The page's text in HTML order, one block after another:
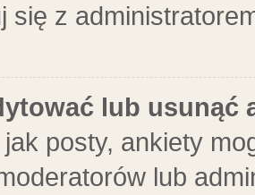
się z
lub usunąć
jak posty, ankiety
lub